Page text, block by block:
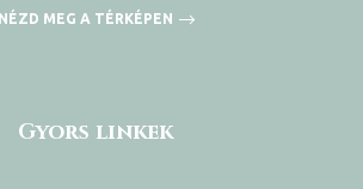
NÉZD MEG A TÉRKÉPEN
Gyors linkek